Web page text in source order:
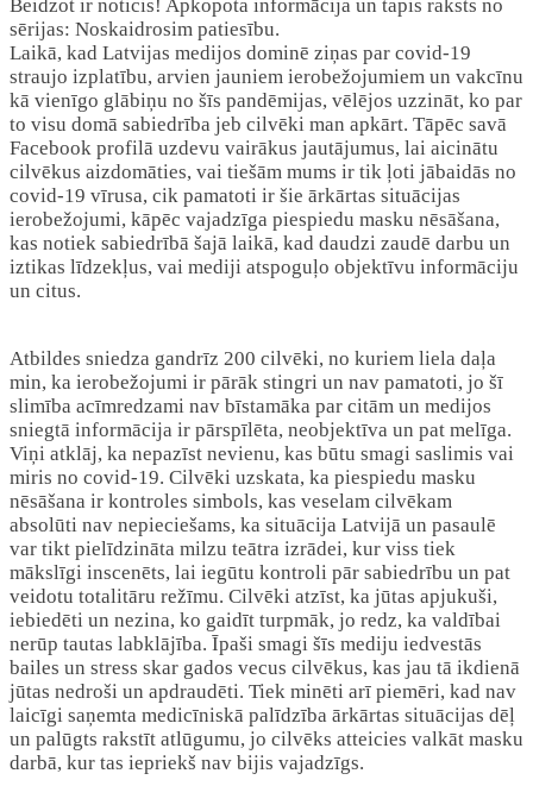
Beidzot ir noticis! Apkopota informācija un tapis raksts no
sērijas: Noskaidrosim patiesību.
Laikā, kad Latvijas medijos dominē ziņas par covid-19
straujo izplatību, arvien jauniem ierobežojumiem un vakcīnu
kā vienīgo glābiņu no šīs pandēmijas, vēlējos uzzināt, ko par
to visu domā sabiedrība jeb cilvēki man apkārt. Tāpēc savā
Facebook profilā uzdevu vairākus jautājumus, lai aicinātu
cilvēkus aizdomāties, vai tiešām mums ir tik ļoti jābaidās no
covid-19 vīrusa, cik pamatoti ir šie ārkārtas situācijas
ierobežojumi, kāpēc vajadzīga piespiedu masku nēsāšana,
kas notiek sabiedrībā šajā laikā, kad daudzi zaudē darbu un
iztikas līdzekļus, vai mediji atspoguļo objektīvu informāciju
un citus.
Atbildes sniedza gandrīz 200 cilvēki, no kuriem liela daļa
min, ka ierobežojumi ir pārāk stingri un nav pamatoti, jo šī
slimība acīmredzami nav bīstamāka par citām un medijos
sniegtā informācija ir pārspīlēta, neobjektīva un pat melīga.
Viņi atklāj, ka nepazīst nevienu, kas būtu smagi saslimis vai
miris no covid-19. Cilvēki uzskata, ka piespiedu masku
nēsāšana ir kontroles simbols, kas veselam cilvēkam
absolūti nav nepieciešams, ka situācija Latvijā un pasaulē
var tikt pielīdzināta milzu teātra izrādei, kur viss tiek
mākslīgi inscenēts, lai iegūtu kontroli pār sabiedrību un pat
veidotu totalitāru režīmu. Cilvēki atzīst, ka jūtas apjukuši,
iebiedēti un nezina, ko gaidīt turpmāk, jo redz, ka valdībai
nerūp tautas labklājība. Īpaši smagi šīs mediju iedvestās
bailes un stress skar gados vecus cilvēkus, kas jau tā ikdienā
jūtas nedroši un apdraudēti. Tiek minēti arī piemēri, kad nav
laicīgi saņemta medicīniskā palīdzība ārkārtas situācijas dēļ
un palūgts rakstīt atlūgumu, jo cilvēks atteicies valkāt masku
darbā, kur tas iepriekš nav bijis vajadzīgs.